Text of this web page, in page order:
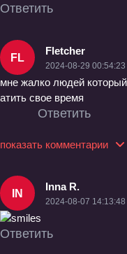
Ответить
FL
Fletcher
2024-08-29 00:54:23
мне жалко людей
атить свое время
Ответить
показать комментарии
IN
Inna R.
2024-08-07 14:13:48
Ответить